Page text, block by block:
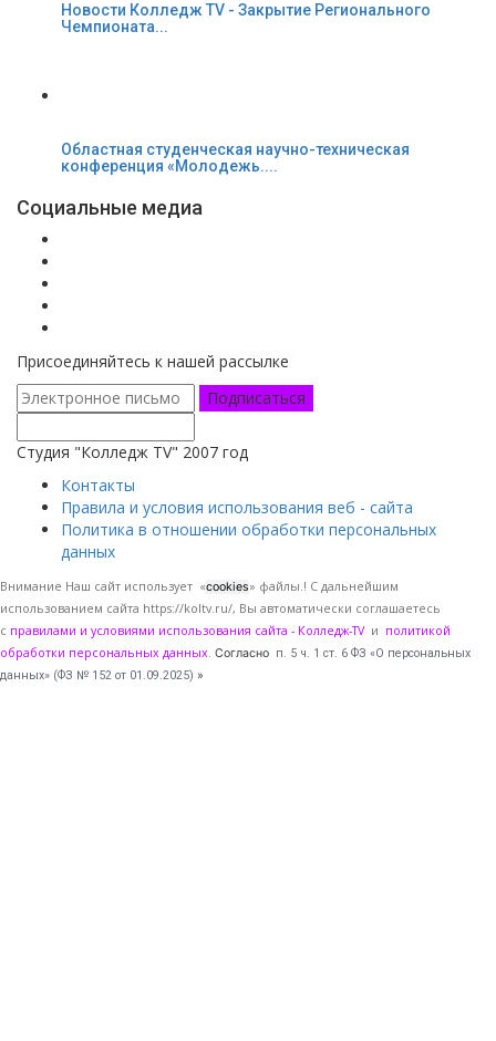
Новости Колледж TV - Закрытие Регионального
Чемпионата...
Областная студенческая научно-техническая
конференция «Молодежь....
Социальные медиа
Присоединяйтесь к нашей рассылке
Подписаться
Студия "Колледж TV" 2007 год
Контакты
Правила и условия использования веб - сайта
Политика в отношении обработки персональных
данных
Внимание Наш сайт использует «cookies» файлы.! С дальнейшим
использованием сайта https://koltv.ru/, Вы автоматически соглашаетесь
с правилами и условиями использования сайта - Колледж-TV и политикой
обработки персональных данных. Согласно п. 5 ч. 1 ст. 6 ФЗ «О персональных
данных» (ФЗ № 152 от 01.09.2025) »